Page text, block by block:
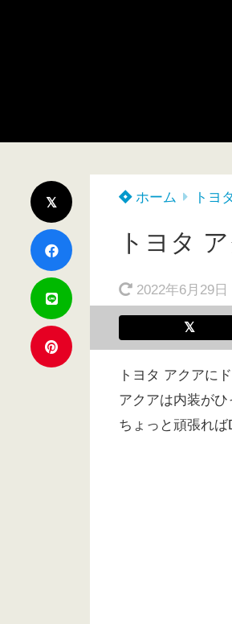
ホーム トヨ
トヨタ
2022年6月29日
トヨタ アクアに
アクアは内装が
ちょっと頑張れば